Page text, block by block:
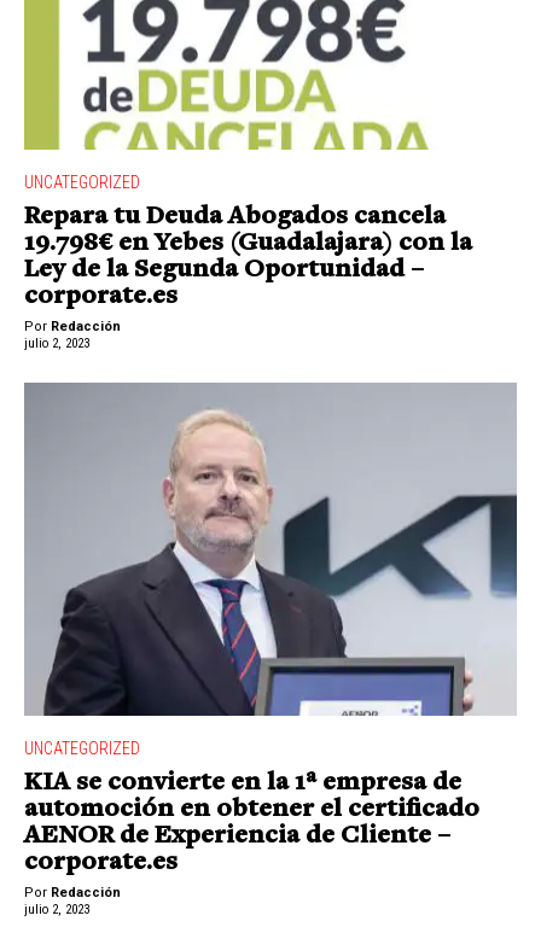
UNCATEGORIZED
Repara tu Deuda Abogados cancela
19.798€ en Yebes (Guadalajara) con la
Ley de la Segunda Oportunidad –
corporate.es
Por Redacción
julio 2, 2023
UNCATEGORIZED
KIA se convierte en la 1ª empresa de
automoción en obtener el certificado
AENOR de Experiencia de Cliente –
corporate.es
Por Redacción
julio 2, 2023